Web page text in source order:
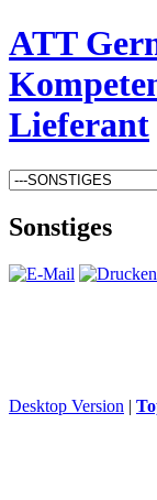
ATT
Lieferant
Sonstiges
Desktop Version |